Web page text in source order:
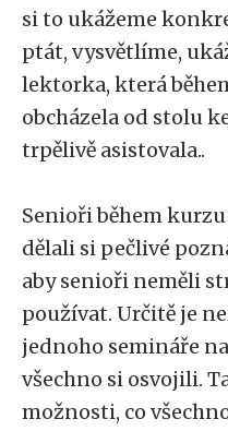
si to ukážeme
ptát, vysvětlíme,
lektorka, která
obcházela od stolu
trpělivě asistovala..
Senioři během
dělali si pečlivé
aby senioři neměli
používat. Určitě je
jednoho semináře
všechno si osvojili.
možnosti, co